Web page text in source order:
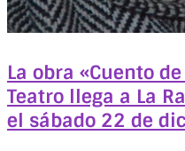
La obra «Cuento
Teatro llega a La
el sábado 22 de